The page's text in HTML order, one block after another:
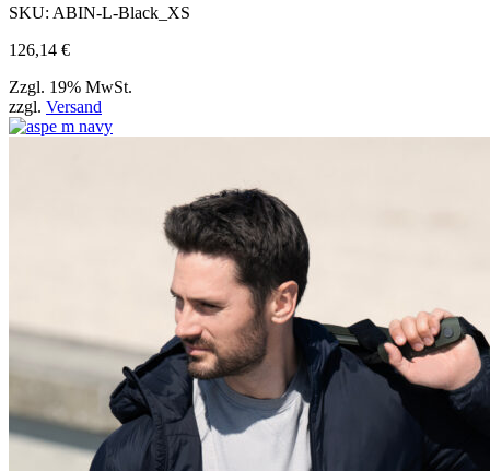
SKU: ABIN-L-Black_XS
126,14 €
Zzgl. 19% MwSt.
zzgl. Versand